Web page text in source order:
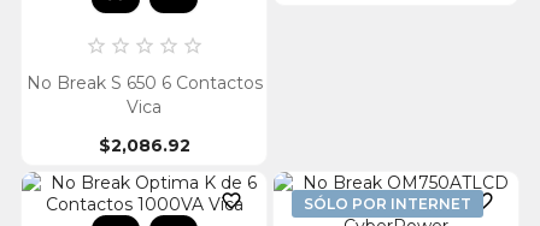
    
No Break S 650 6 Contactos
Vica
$2,086.92
 SÓLO POR INTERNET 